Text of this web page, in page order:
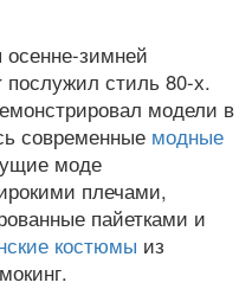
зимней
послужил стиль 80-х.
модели в
современные модные
моде
плечами,
пайетками и
костюмы из